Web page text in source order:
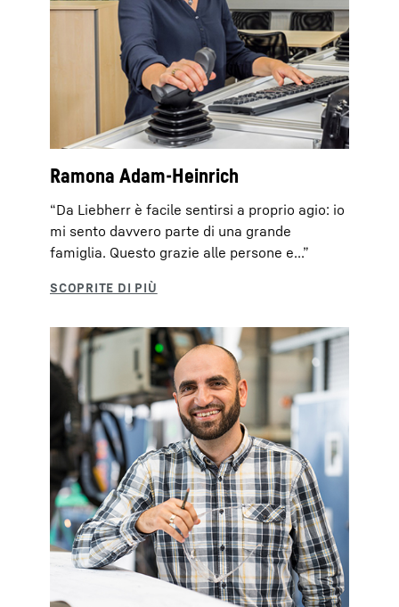
Ramona Adam-Heinrich
“Da Liebherr è facile sentirsi a proprio agio: io
mi sento davvero parte di una grande
famiglia. Questo grazie alle persone e...”